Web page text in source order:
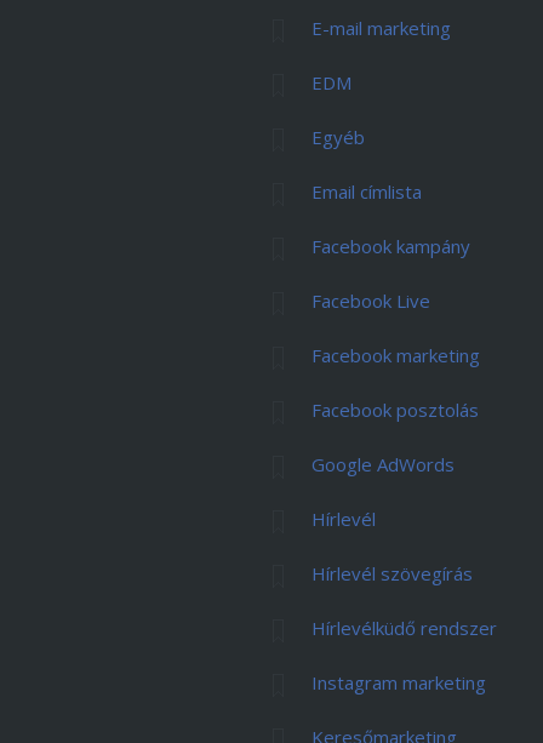
E-mail marketing
EDM
Egyéb
Email címlista
Facebook kampány
Facebook Live
Facebook marketing
Facebook posztolás
Google AdWords
Hírlevél
Hírlevél szövegírás
Hírlevélküdő rendszer
Instagram marketing
Keresőmarketing